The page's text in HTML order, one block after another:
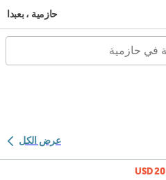
حازمية ، بعبدا
عرض الكل
USD 20